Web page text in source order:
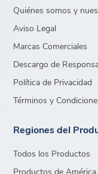
Quiénes somos y
Aviso Legal
Marcas Comerciales
Descargo de
Política de Privacidad
Términos y
Regiones del
Todos los Productos
Productos de